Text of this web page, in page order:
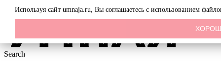
Menu
Search
Используя сайт umnaja.ru, Вы соглашаетесь с использованием